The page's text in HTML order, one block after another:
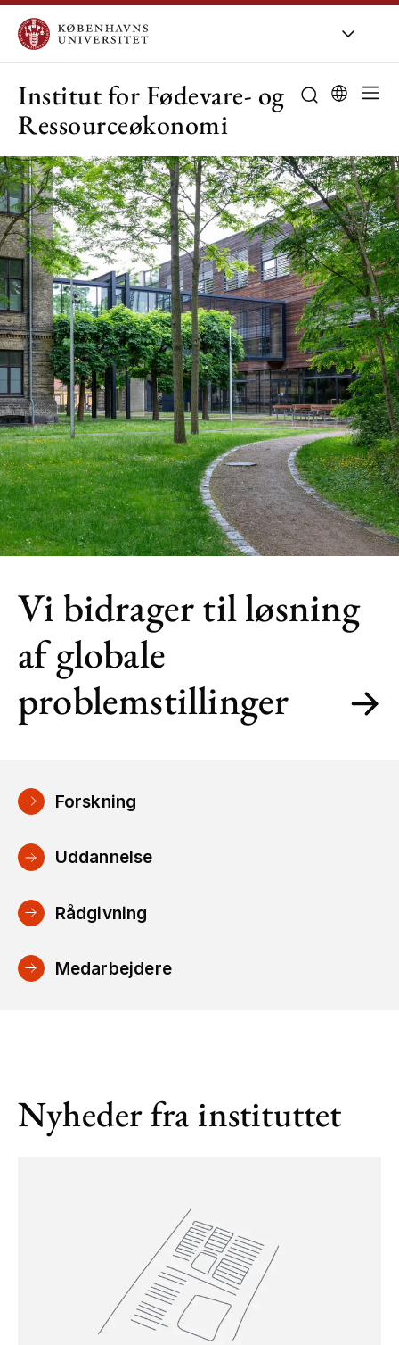
Institut for Fødevare- og
Ressourceøkonomi
Vi bidrager til løsning
af globale
problemstillinger
Forskning
Uddannelse
Rådgivning
Medarbejdere
Nyheder fra instituttet
Om KU